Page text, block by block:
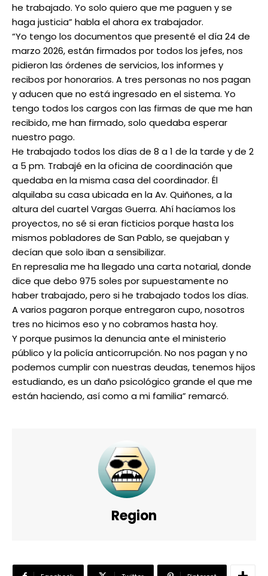
he trabajado. Yo solo quiero que me paguen y se
haga justicia” habla el ahora ex trabajador.
“Yo tengo los documentos que presenté el día 24 de
marzo 2026, están firmados por todos los jefes, nos
pidieron las órdenes de servicios, los informes y
recibos por honorarios. A tres personas no nos pagan
y aducen que no está ingresado en el sistema. Yo
tengo todos los cargos con las firmas de que me han
recibido, me han firmado, solo quedaba esperar
nuestro pago.
He trabajado todos los días de 8 a 1 de la tarde y de 2
a 5 pm. Trabajé en la oficina de coordinación que
quedaba en la misma casa del coordinador. Él
alquilaba su casa ubicada en la Av. Quiñones, a la
altura del cuartel Vargas Guerra. Ahí hacíamos los
proyectos, no sé si eran ficticios porque hasta los
mismos pobladores de San Pablo, se quejaban y
decían que solo iban a sensibilizar.
En represalia me ha llegado una carta notarial, donde
dice que debo 975 soles por supuestamente no
haber trabajado, pero si he trabajado todos los días.
A varios pagaron porque entregaron cupo, nosotros
tres no hicimos eso y no cobramos hasta hoy.
Y porque pusimos la denuncia ante el ministerio
público y la policía anticorrupción. No nos pagan y no
podemos cumplir con nuestras deudas, tenemos hijos
estudiando, es un daño psicológico grande el que me
están haciendo, así como a mi familia” remarcó.
Region